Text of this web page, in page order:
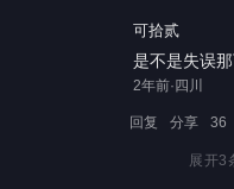
可拾贰
是不是失误
2年前·四川
36
分享
回复
展开3